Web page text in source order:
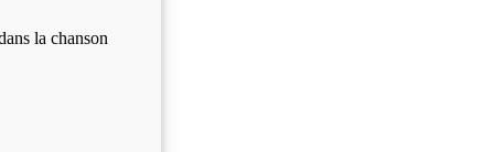
la chanson